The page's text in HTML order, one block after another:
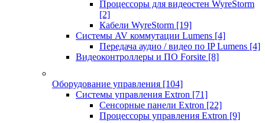
Процессоры для видеостен WyreStorm
[2]
Кабели WyreStorm [19]
Системы AV коммутации Lumens [4]
Передача аудио / видео по IP Lumens [4]
Видеоконтроллеры и ПО Forsite [8]
Оборудование управления [104]
Системы управления Extron [71]
Сенсорные панели Extron [22]
Процессоры управления Extron [9]